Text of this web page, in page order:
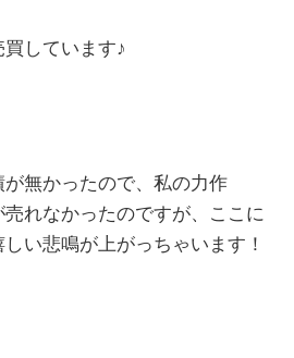
しています♪
無かったので、私の力作
売れなかったのですが、ここに
い悲鳴が上がっちゃいます！